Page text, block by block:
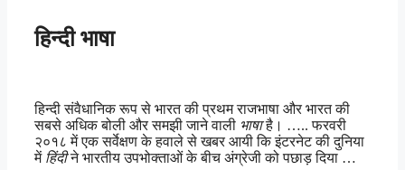
हिन्दी भाषा
हिन्दी संवैधानिक रूप से भारत की प्रथम राजभाषा और भारत की
सबसे अधिक बोली और समझी जाने वाली भाषाहै। ….. फरवरी
२०१८ में एक सर्वेक्षण के हवाले से खबर आयी कि इंटरनेट की दुनिया
में हिंदीने भारतीय उपभोक्ताओं के बीच अंग्रेजी को पछाड़ दिया …